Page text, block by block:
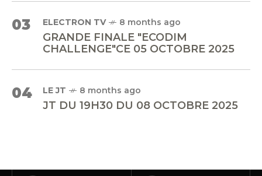
03 ELECTRON TV 8 months ago
GRANDE FINALE "ECODIM
CHALLENGE"CE 05 OCTOBRE 2025
04 LE JT 8 months ago
JT DU 19H30 DU 08 OCTOBRE 2025